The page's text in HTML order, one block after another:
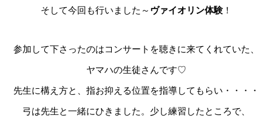
そして今回も行いました～ ヴァイオリン体験！
参加して下さったのはコンサートを聴きに来てくれていた、
ヤマハの生徒さんです♡
先生に構え方と、指お抑える位置を指導してもらい・・・・
弓は先生と一緒にひきました。少し練習したところで、